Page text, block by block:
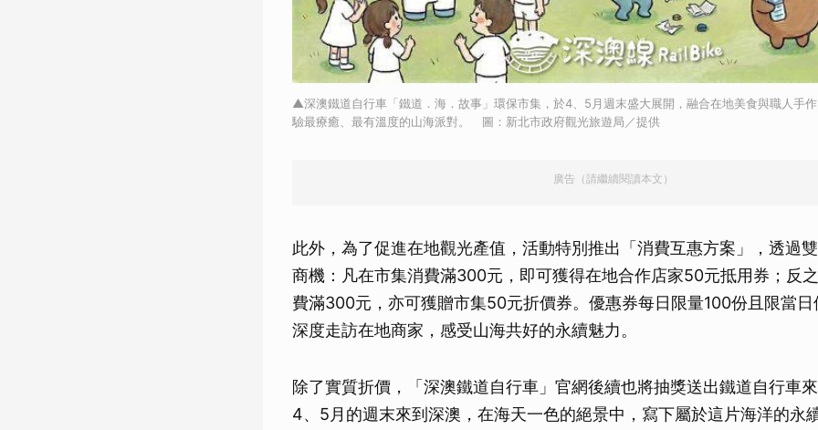
▲深澳鐵道自行車「鐵道．海．故事」環保市集，於4、5月週末盛大展開，融合在地美食與職人手
驗最療癒、最有溫度的山海派對。 圖：新北市政府觀光旅遊局／提供
廣告（請繼續閱讀本文）
此外，為了促進在地觀光產值，活動特別推出「消費互惠方案」，透過
商機：凡在市集消費滿300元，即可獲得在地合作店家50元抵用券；反
費滿300元，亦可獲贈市集50元折價券。優惠券每日限量100份且限當
深度走訪在地商家，感受山海共好的永續魅力。
除了實質折價，「深澳鐵道自行車」官網後續也將抽獎送出鐵道自行車
4、5月的週末來到深澳，在海天一色的絕景中，寫下屬於這片海洋的永